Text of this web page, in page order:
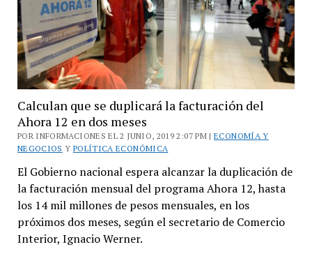
Calculan que se duplicará la facturación del
Ahora 12 en dos meses
POR INFORMACIONES EL 2 JUNIO, 2019 2:07 PM |ECONOMÍA Y
NEGOCIOS Y POLÍTICA ECONÓMICA
El Gobierno nacional espera alcanzar la duplicación de
la facturación mensual del programa Ahora 12, hasta
los 14 mil millones de pesos mensuales, en los
próximos dos meses, según el secretario de Comercio
Interior, Ignacio Werner.